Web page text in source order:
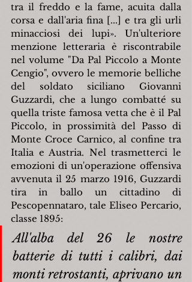
tra il freddo e la fame, acuita dalla
corsa e dall'aria fina [...] e tra gli urli
minacciosi dei lupi». Un'ulteriore
menzione letteraria è riscontrabile
nel volume "Da Pal Piccolo a Monte
Cengio", ovvero le memorie belliche
del soldato siciliano Giovanni
Guzzardi, che a lungo combatté su
quella triste famosa vetta che è il Pal
Piccolo, in prossimità del Passo di
Monte Croce Carnico, al confine tra
Italia e Austria. Nel trasmetterci le
emozioni di un'operazione offensiva
avvenuta il 25 marzo 1916, Guzzardi
tira in ballo un cittadino di
Pescopennataro, tale Eliseo Percario,
classe 1895:
All'alba del 26 le nostre
batterie di tutti i calibri, dai
monti retrostanti, aprivano un